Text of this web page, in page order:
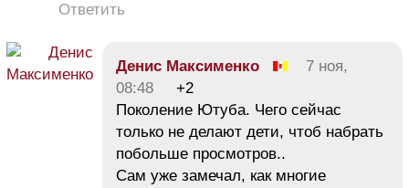
Ответить
Денис Максименко
7 ноя,
08:48
+2
Поколение Ютуба. Чего сейчас
только не делают дети, чтоб набрать
побольше просмотров..
Сам уже замечал, как многие